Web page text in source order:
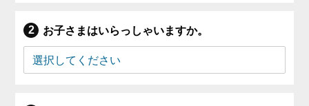
お子さまはいらっしゃいますか。